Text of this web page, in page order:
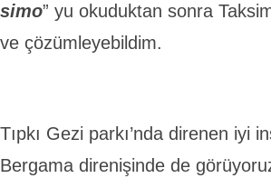
simo” yu okuduktan sonra
ve çözümleyebildim.
Tıpkı Gezi parkı’nda direnen iyi
Bergama direnişinde de